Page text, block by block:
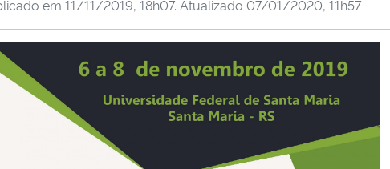
em 11/11/2019, 18h07. Atualizado 07/01/2020, 11h57